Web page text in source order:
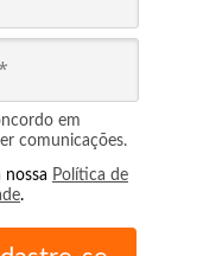
em
comunicações.
nossa Política de
.